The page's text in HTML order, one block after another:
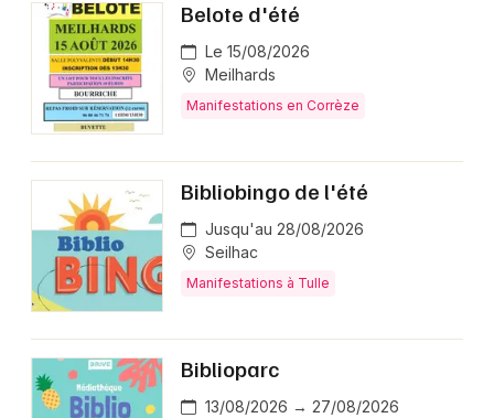
Belote d'été
Le 15/08/2026
Meilhards
Manifestations en Corrèze
Bibliobingo de l'été
Jusqu'au 28/08/2026
Seilhac
Manifestations à Tulle
Biblioparc
13/08/2026 → 27/08/2026